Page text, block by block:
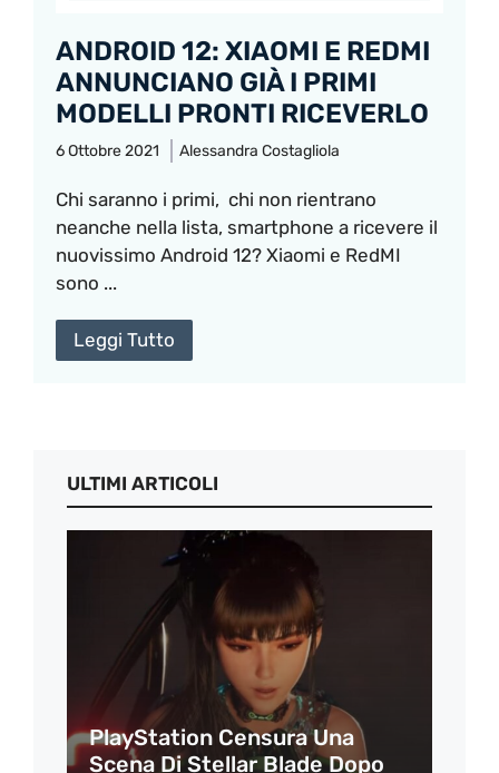
ANDROID 12: XIAOMI E REDMI
ANNUNCIANO GIÀ I PRIMI
MODELLI PRONTI RICEVERLO
6 Ottobre 2021 Alessandra Costagliola
Chi saranno i primi, chi non rientrano
neanche nella lista, smartphone a ricevere il
nuovissimo Android 12? Xiaomi e RedMI
sono ...
Leggi Tutto
ULTIMI ARTICOLI
PlayStation Censura Una
Scena Di Stellar Blade Dopo